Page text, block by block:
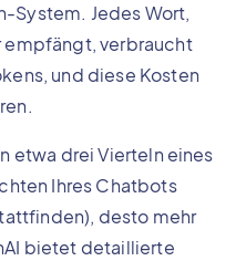
System. Jedes Wort,
empfängt, verbraucht
und diese Kosten
etwa drei Vierteln eines
Ihres Chatbots
desto mehr
bietet detaillierte